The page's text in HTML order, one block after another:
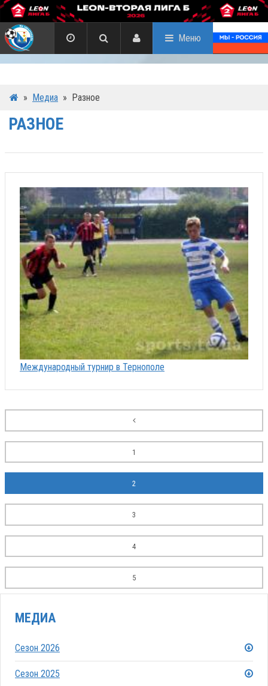
Меню
» Медиа » Разное
РАЗНОЕ
Международный турнир в Тернополе
1
2
3
4
5
МЕДИА
Сезон 2026
Сезон 2025